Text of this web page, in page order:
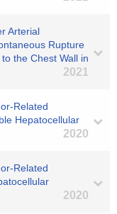
Arterial
Rupture
the Chest Wall in
2021
Related
Hepatocellular
2020
Related
2020